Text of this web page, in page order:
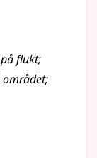
flukt;
området;